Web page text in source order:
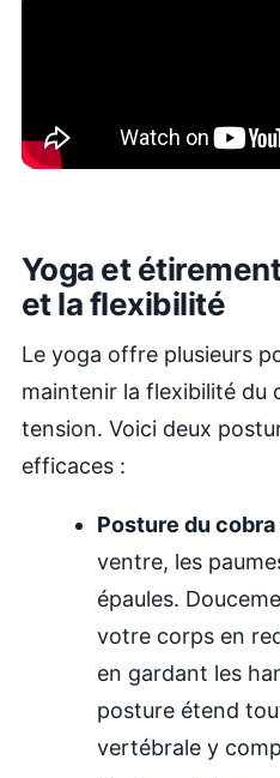
Yoga et
et la flexibilité
Le yoga offre plusieurs
maintenir la flexibilité du
tension. Voici deux
efficaces :
Posture du cobra
ventre, les
épaules.
votre corps en
en gardant les
posture étend
vertébrale y